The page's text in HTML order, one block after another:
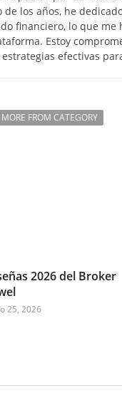
de los años, he
financiero, lo que
Estoy
efectivas
MORE FROM CATEGORY
2026 del Broker
25, 2026